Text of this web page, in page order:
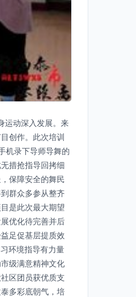
运动深入发展。来
创作。此次培训
机录下导师导舞的
措抢指导回拷细
保障安全的舞民
群众多参从整齐
是此次最大期望
优化待完善并后
足促基层提质效
环境指导有力量
级满意精神文化
区团员获优质支
多彩底朝气，培